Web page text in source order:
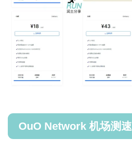
OuO Network 机场测速